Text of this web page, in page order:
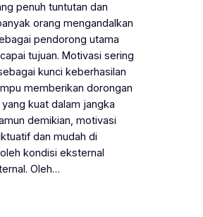
penuh tuntutan dan
orang mengandalkan
pendorong utama
tujuan. Motivasi sering
kunci keberhasilan
memberikan dorongan
kuat dalam jangka
demikian, motivasi
dan mudah di
kondisi eksternal
Oleh…